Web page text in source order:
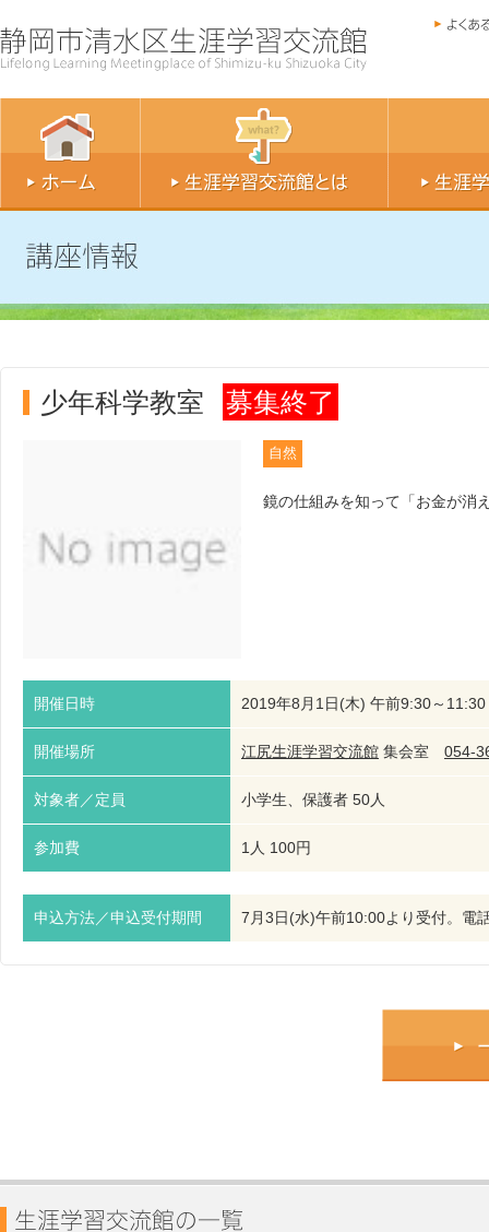
少年科学教室 募集終了
自然
鏡の仕組みを知って「お金が消
開催日時 2019年8月1日(木) 午前9:30～11:30
開催場所 江尻生涯学習交流館 集会室 054-
対象者／定員 小学生、保護者 50人
参加費 1人 100円
申込方法／申込受付期間 7月3日(水)午前10:00より受付。電